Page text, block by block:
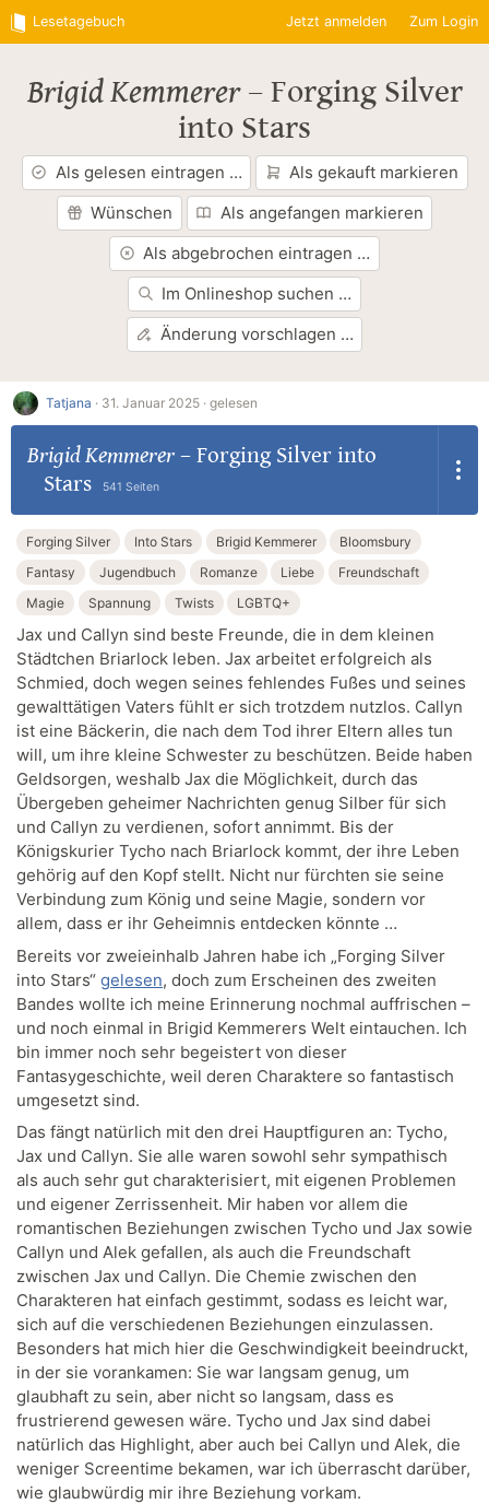
Lesetagebuch Jetzt anmelden Zum Login
Brigid Kemmerer– Forging Silver
into Stars
Als gelesen eintragen …
Als gekauft markieren
Wünschen
Als angefangen markieren
Als abgebrochen eintragen …
Im Onlineshop suchen …
Änderung vorschlagen …
Tatjana · 31. Januar 2025 · gelesen
Brigid Kemmerer– Forging Silver into
Stars
541 Seiten
Forging Silver Into Stars Brigid Kemmerer
Bloomsbury
Fantasy
Jugendbuch Romanze Liebe
Freundschaft
Magie
Spannung Twists LGBTQ+
Jax und Callyn sind beste Freunde, die in dem kleinen
Städtchen Briarlock leben. Jax arbeitet erfolgreich als
Schmied, doch wegen seines fehlendes Fußes und seines
gewalttätigen Vaters fühlt er sich trotzdem nutzlos. Callyn
ist eine Bäckerin, die nach dem Tod ihrer Eltern alles tun
will, um ihre kleine Schwester zu beschützen. Beide haben
Geldsorgen, weshalb Jax die Möglichkeit, durch das
Übergeben geheimer Nachrichten genug Silber für sich
und Callyn zu verdienen, sofort annimmt. Bis der
Königskurier Tycho nach Briarlock kommt, der ihre Leben
gehörig auf den Kopf stellt. Nicht nur fürchten sie seine
Verbindung zum König und seine Magie, sondern vor
allem, dass er ihr Geheimnis entdecken könnte …
Bereits vor zweieinhalb Jahren habe ich „Forging Silver
into Stars“ gelesen, doch zum Erscheinen des zweiten
Bandes wollte ich meine Erinnerung nochmal auffrischen –
und noch einmal in Brigid Kemmerers Welt eintauchen. Ich
bin immer noch sehr begeistert von dieser
Fantasygeschichte, weil deren Charaktere so fantastisch
umgesetzt sind.
Das fängt natürlich mit den drei Hauptfiguren an: Tycho,
Jax und Callyn. Sie alle waren sowohl sehr sympathisch
als auch sehr gut charakterisiert, mit eigenen Problemen
und eigener Zerrissenheit. Mir haben vor allem die
romantischen Beziehungen zwischen Tycho und Jax sowie
Callyn und Alek gefallen, als auch die Freundschaft
zwischen Jax und Callyn. Die Chemie zwischen den
Charakteren hat einfach gestimmt, sodass es leicht war,
sich auf die verschiedenen Beziehungen einzulassen.
Besonders hat mich hier die Geschwindigkeit beeindruckt,
in der sie vorankamen: Sie war langsam genug, um
glaubhaft zu sein, aber nicht so langsam, dass es
frustrierend gewesen wäre. Tycho und Jax sind dabei
natürlich das Highlight, aber auch bei Callyn und Alek, die
weniger Screentime bekamen, war ich überrascht darüber,
wie glaubwürdig mir ihre Beziehung vorkam.